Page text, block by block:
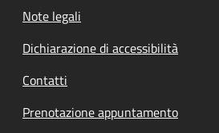
Note legali
Dichiarazione di accessibilità
Contatti
Prenotazione appuntamento